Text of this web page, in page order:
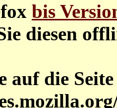
bis
diesen
auf die Seite